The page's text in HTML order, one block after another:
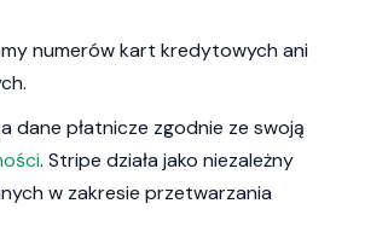
numerów kart kredytowych ani
dane płatnicze zgodnie ze swoją
. Stripe działa jako niezależny
w zakresie przetwarzania